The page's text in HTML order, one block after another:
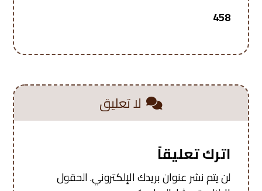
458
لا تعليق
اترك تعليقاً
لن يتم نشر عنوان بريدك الإلكتروني.الحقول